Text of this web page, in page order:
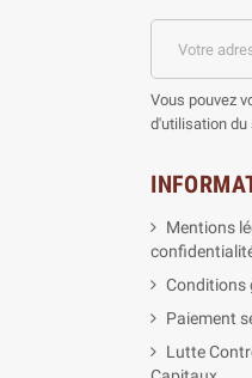
Vous pouvez
d'utilisation du
Mentions
Conditions
Paiement
Lutte